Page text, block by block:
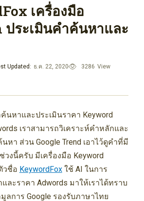
เครื่องมือ
ประเมินคำค้นหาและ
Updated: ธ.ค. 22, 2020 3286 View
นหาและประเมินราคา Keyword
เราสามารถวิเคราะห์คำหลักและ
หา ส่วน Google Trend เอาไว้ดูคำที่มี
งนี้ครับ มีเครื่องมือ Keyword
วชื่อ KeywordFoxใช้ AI ในการ
ละราคา Adwords มาให้เราได้ทราบ
ลการ Google รองรับภาษาไทย